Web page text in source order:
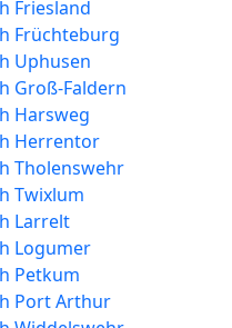
Friesland
Früchteburg
Uphusen
Groß-Faldern
Harsweg
Herrentor
Tholenswehr
Twixlum
Larrelt
Logumer
Petkum
Port Arthur